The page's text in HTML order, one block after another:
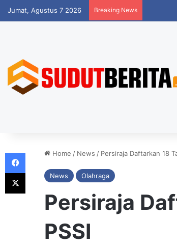
Jumat, Agustus 7 2026 Breaking News
Home / News / Persiraja Daftarkan 18
News Olahraga
Persiraja
PSSI
Facebook
X